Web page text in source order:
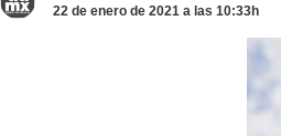
22 de enero de 2021 a las 10:33h